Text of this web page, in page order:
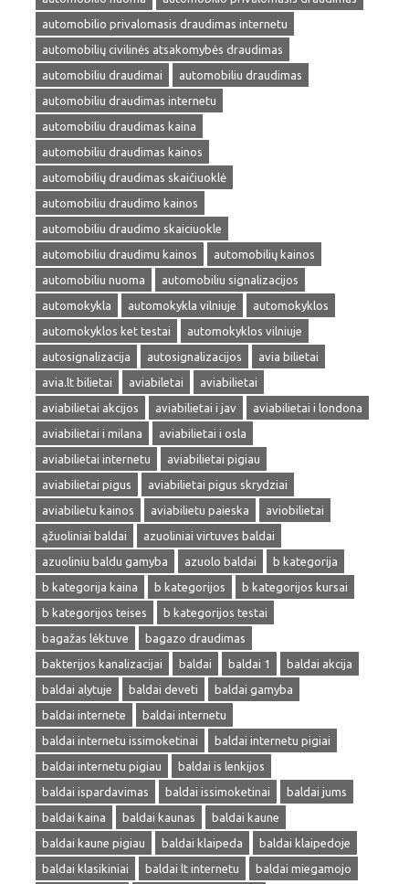
automobilio privalomasis draudimas internetu
automobilių civilinės atsakomybės draudimas
automobiliu draudimai
automobiliu draudimas
automobiliu draudimas internetu
automobiliu draudimas kaina
automobiliu draudimas kainos
automobilių draudimas skaičiuoklė
automobiliu draudimo kainos
automobiliu draudimo skaiciuokle
automobiliu draudimu kainos
automobilių kainos
automobiliu nuoma
automobiliu signalizacijos
automokykla
automokykla vilniuje
automokyklos
automokyklos ket testai
automokyklos vilniuje
autosignalizacija
autosignalizacijos
avia bilietai
avia.lt bilietai
aviabiletai
aviabilietai
aviabilietai akcijos
aviabilietai i jav
aviabilietai i londona
aviabilietai i milana
aviabilietai i osla
aviabilietai internetu
aviabilietai pigiau
aviabilietai pigus
aviabilietai pigus skrydziai
aviabilietu kainos
aviabilietu paieska
aviobilietai
ąžuoliniai baldai
azuoliniai virtuves baldai
azuoliniu baldu gamyba
azuolo baldai
b kategorija
b kategorija kaina
b kategorijos
b kategorijos kursai
b kategorijos teises
b kategorijos testai
bagažas lėktuve
bagazo draudimas
bakterijos kanalizacijai
baldai baldai 1
baldai akcija
baldai alytuje
baldai deveti
baldai gamyba
baldai internete
baldai internetu
baldai internetu issimoketinai
baldai internetu pigiai
baldai internetu pigiau
baldai is lenkijos
baldai ispardavimas
baldai issimoketinai
baldai jums
baldai kaina
baldai kaunas
baldai kaune
baldai kaune pigiau
baldai klaipeda
baldai klaipedoje
baldai klasikiniai
baldai lt internetu
baldai miegamojo